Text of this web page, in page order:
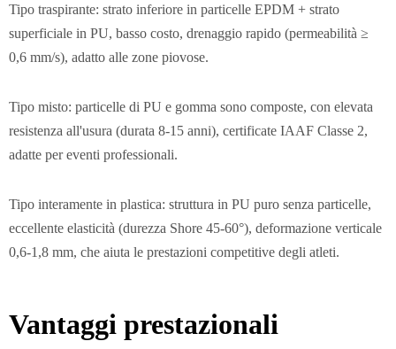
Tipo traspirante: strato inferiore in particelle EPDM + strato
superficiale in PU, basso costo, drenaggio rapido (permeabilità ≥
0,6 mm/s), adatto alle zone piovose.
Tipo misto: particelle di PU e gomma sono composte, con elevata
resistenza all'usura (durata 8-15 anni), certificate IAAF Classe 2,
adatte per eventi professionali.
Tipo interamente in plastica: struttura in PU puro senza particelle,
eccellente elasticità (durezza Shore 45-60°), deformazione verticale
0,6-1,8 mm, che aiuta le prestazioni competitive degli atleti.
Vantaggi prestazionali